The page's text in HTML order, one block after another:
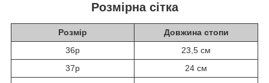
Розмірна сітка
Розмір
Довжина стопи
36р
23,5 см
37р
24 см